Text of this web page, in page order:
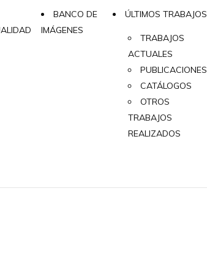
BANCO DE
IMÁGENES
ÚLTIMOS TRABAJOS
TRABAJOS
ACTUALES
PUBLICACIONES
CATÁLOGOS
OTROS
TRABAJOS
REALIZADOS